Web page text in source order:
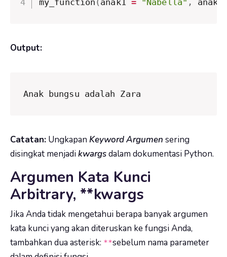
my_function ( anak1 = "Nabella" ,
Output:
Anak bungsu adalah Zara
Catatan: Ungkapan KeywordArgumen sering
disingkat menjadikwargsdalam dokumentasi Python.
Argumen Kata Kunci
Arbitrary, **kwargs
Jika Anda tidak mengetahui berapa banyak argumen
kata kunci yang akan diteruskan ke fungsi Anda,
tambahkan dua asterisk: **sebelum nama parameter